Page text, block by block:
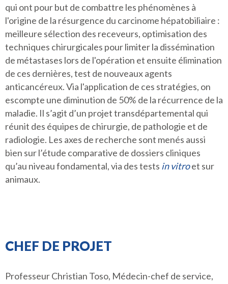
qui ont pour but de combattre les phénomènes à
l'origine de la résurgence du carcinome hépatobiliaire :
meilleure sélection des receveurs, optimisation des
techniques chirurgicales pour limiter la dissémination
de métastases lors de l'opération et ensuite élimination
de ces dernières, test de nouveaux agents
anticancéreux. Via l'application de ces stratégies, on
escompte une diminution de 50% de la récurrence de la
maladie. Il s’agit d’un projet transdépartemental qui
réunit des équipes de chirurgie, de pathologie et de
radiologie. Les axes de recherche sont menés aussi
bien sur l’étude comparative de dossiers cliniques
qu’au niveau fondamental, via des tests in vitroet sur
animaux.
CHEF DE PROJET
Professeur Christian Toso, Médecin-chef de service,